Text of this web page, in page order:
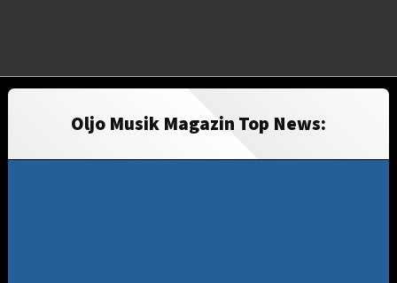
Oljo Musik Magazin Top News: